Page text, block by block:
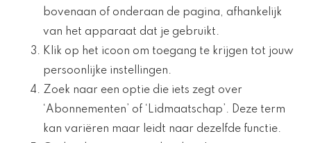
bovenaan of onderaan de pagina, afhankelijk
van het apparaat dat je gebruikt.
Klik op het icoon om toegang te krijgen tot jouw
persoonlijke instellingen.
Zoek naar een optie die iets zegt over
‘Abonnementen’ of ‘Lidmaatschap’. Deze term
kan variëren maar leidt naar dezelfde functie.